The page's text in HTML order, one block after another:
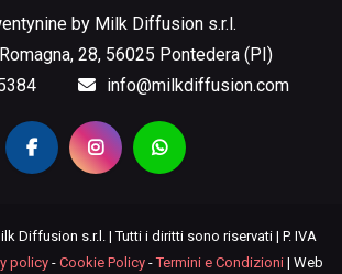
by Milk Diffusion s.r.l.
28, 56025 Pontedera (PI)
info@milkdiffusion.com
Diffusion s.r.l. | Tutti i diritti sono riservati | P. IVA
policy - Cookie Policy -Termini e Condizioni | Web